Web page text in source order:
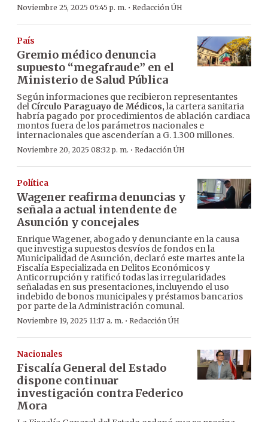
Noviembre 25, 2025 05:45 p. m. · Redacción ÚH
País
Gremio médico denuncia
supuesto “megafraude” en el
Ministerio de Salud Pública
Según informaciones que recibieron representantes
del Círculo Paraguayo de Médicos, la cartera sanitaria
habría pagado por procedimientos de ablación cardiaca
montos fuera de los parámetros nacionales e
internacionales que ascenderían a G. 1.300 millones.
Noviembre 20, 2025 08:32 p. m. · Redacción ÚH
Política
Wagener reafirma denuncias y
señala a actual intendente de
Asunción y concejales
Enrique Wagener, abogado y denunciante en la causa
que investiga supuestos desvíos de fondos en la
Municipalidad de Asunción, declaró este martes ante la
Fiscalía Especializada en Delitos Económicos y
Anticorrupción y ratificó todas las irregularidades
señaladas en sus presentaciones, incluyendo el uso
indebido de bonos municipales y préstamos bancarios
por parte de la Administración comunal.
Noviembre 19, 2025 11:17 a. m. · Redacción ÚH
Nacionales
Fiscalía General del Estado
dispone continuar
investigación contra Federico
Mora